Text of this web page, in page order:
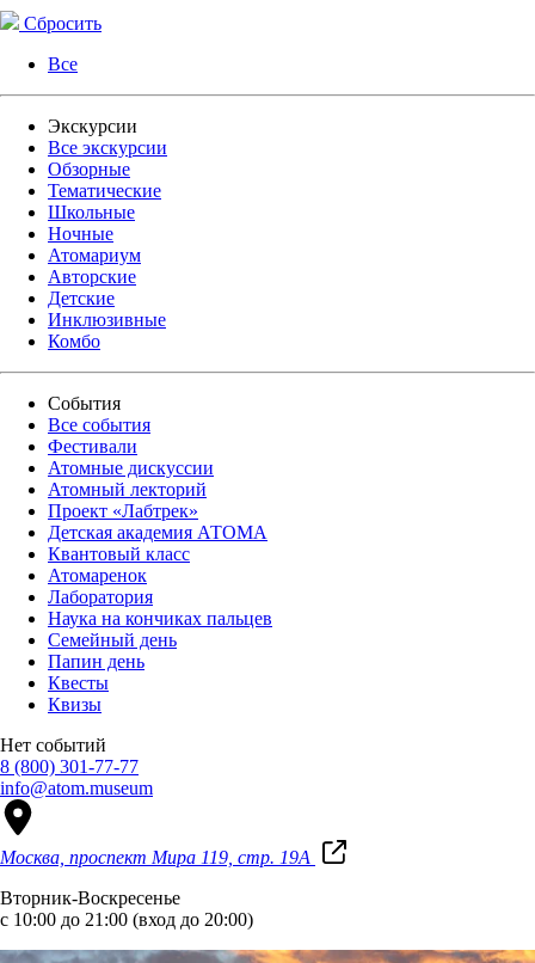
Сбросить
Все
Экскурсии
Все экскурсии
Обзорные
Тематические
Школьные
Ночные
Атомариум
Авторские
Детские
Инклюзивные
Комбо
События
Все события
Фестивали
Атомные дискуссии
Атомный лекторий
Проект «Лабтрек»
Детская академия АТОМА
Квантовый класс
Атомаренок
Лаборатория
Наука на кончиках пальцев
Семейный день
Папин день
Квесты
Квизы
Нет событий
8 (800) 301-77-77
info@atom.museum
Москва, проспект Мира 119, стр. 19А
Вторник-Воскресенье
с 10:00 до 21:00 (вход до 20:00)